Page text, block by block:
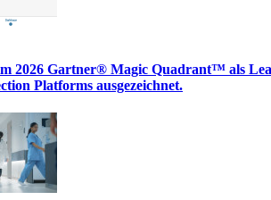
2026 Gartner® Magic Quadrant™ als
Platforms ausgezeichnet.